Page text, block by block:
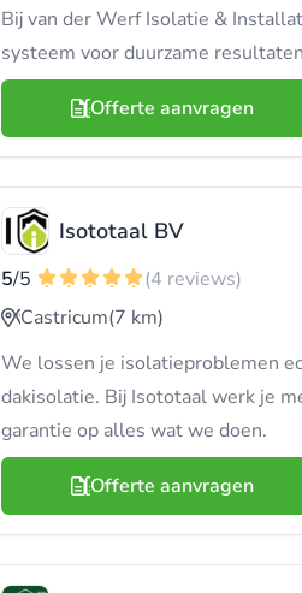
Bij van der Werf Isolatie &
systeem voor duurzame
Offerte aanvragen
Isototaal BV
5/5
(4 reviews)
Castricum(7 km)
We lossen je isolatieproblemen
dakisolatie. Bij Isototaal werk je
garantie op alles wat we doen.
Offerte aanvragen